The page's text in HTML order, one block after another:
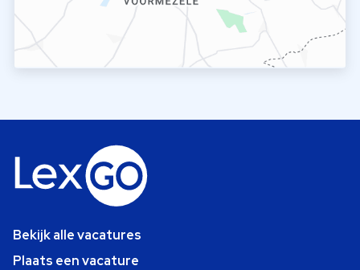
Bekijk alle vacatures
Plaats een vacature